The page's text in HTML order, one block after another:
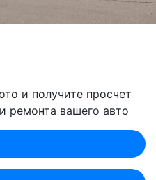
и получите просчет
ремонта вашего авто